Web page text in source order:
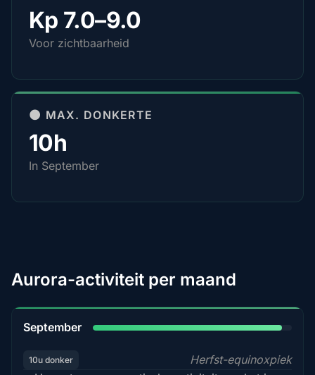
Kp 7.0–9.0
Voor zichtbaarheid
🌑 MAX. DONKERTE
10h
In September
Aurora-activiteit per maand
September
10u donker
Herfst-equinoxpiek